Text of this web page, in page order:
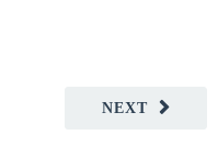
NEXT